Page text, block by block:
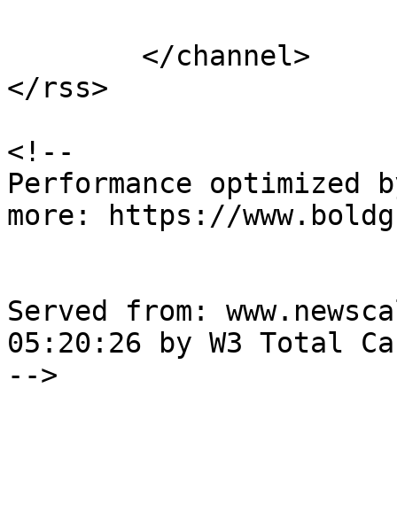
</rss>
<!--
Performance optimized
more: https://
Served from:
05:20:26 by W3 Total
-->